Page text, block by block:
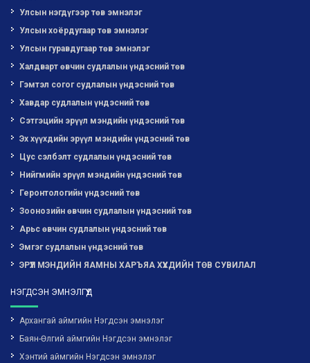
Улсын нэгдүгээр төв эмнэлэг
Улсын хоёрдугаар төв эмнэлэг
Улсын гуравдугаар төв эмнэлэг
Халдварт өвчин судлалын үндэсний төв
Гэмтэл согог судлалын үндэсний төв
Хавдар судлалын үндэсний төв
Сэтгэцийн эрүүл мэндийн үндэсний төв
Эх хүүхдийн эрүүл мэндийн үндэсний төв
Цус сэлбэлт судлалын үндэсний төв
Нийгмийн эрүүл мэндийн үндэсний төв
Геронтологийн үндэсний төв
Зоонозийн өвчин судлалын үндэсний төв
Арьс өвчин судлалын үндэсний төв
Эмгэг судлалын үндэсний төв
ЭРҮҮЛ МЭНДИЙН ЯАМНЫ ХАРЪЯА ХҮҮХДИЙН ТӨВ СУВИЛАЛ
НЭГДСЭН ЭМНЭЛГҮҮД
Архангай аймгийн Нэгдсэн эмнэлэг
Баян-Өлгий аймгийн Нэгдсэн эмнэлэг
Хэнтий аймгийн Нэгдсэн эмнэлэг